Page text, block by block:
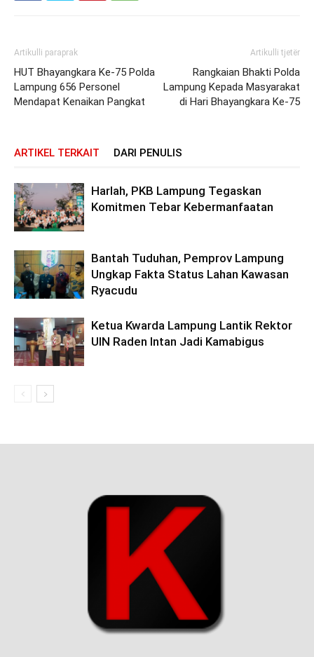
Artikulli paraprak
HUT Bhayangkara Ke-75 Polda
Lampung 656 Personel
Mendapat Kenaikan Pangkat
Artikulli tjetër
Rangkaian Bhakti Polda
Lampung Kepada Masyarakat
di Hari Bhayangkara Ke-75
ARTIKEL TERKAIT DARI PENULIS
Harlah, PKB Lampung Tegaskan
Komitmen Tebar Kebermanfaatan
Bantah Tuduhan, Pemprov Lampung
Ungkap Fakta Status Lahan Kawasan
Ryacudu
Ketua Kwarda Lampung Lantik Rektor
UIN Raden Intan Jadi Kamabigus